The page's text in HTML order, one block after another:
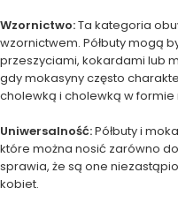
Wzornictwo:Ta kategoria
wzornictwem. Półbuty mogą
przeszyciami, kokardami lub
gdy mokasyny często
cholewką i cholewką w
Uniwersalność:Półbuty i
które można nosić zarówno
sprawia, że są one
kobiet.